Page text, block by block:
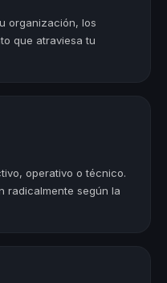
organización, los
que atraviesa tu
operativo o técnico.
radicalmente según la